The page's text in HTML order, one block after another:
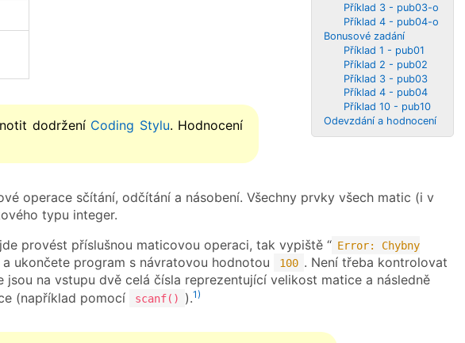
Příklad 3 - pub03-o
Příklad 4 - pub04-o
Bonusové zadání
Příklad 1 - pub01
Příklad 2 - pub02
Příklad 3 - pub03
Příklad 4 - pub04
Příklad 10 - pub10
Odevzdání a hodnocení
dodržení Coding Stylu. Hodnocení
operace sčítání, odčítání a násobení. Všechny prvky všech matic (i v
typu integer.
provést příslušnou maticovou operaci, tak vypiště “ Error: Chybny
ukončete program s návratovou hodnotou 100 . Není třeba kontrolovat
na vstupu dvě celá čísla reprezentující velikost matice a následně
(například pomocí
scanf() ).1)